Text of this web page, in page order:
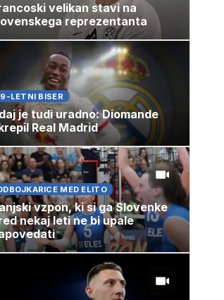
velikan stavi na
reprezentanta
LETNI BISER
je tudi uradno: Diomande
Real Madrid
MED ELITO
vzpon, ki si ga Slovenke
nekaj leti ne bi upale